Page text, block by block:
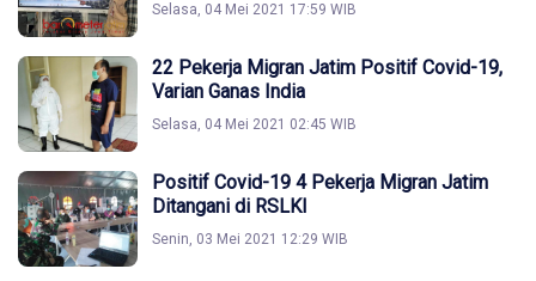
Selasa, 04 Mei 2021 17:59 WIB
22 Pekerja Migran Jatim Positif Covid-19,
Varian Ganas India
Selasa, 04 Mei 2021 02:45 WIB
Positif Covid-19 4 Pekerja Migran Jatim
Ditangani di RSLKI
Senin, 03 Mei 2021 12:29 WIB